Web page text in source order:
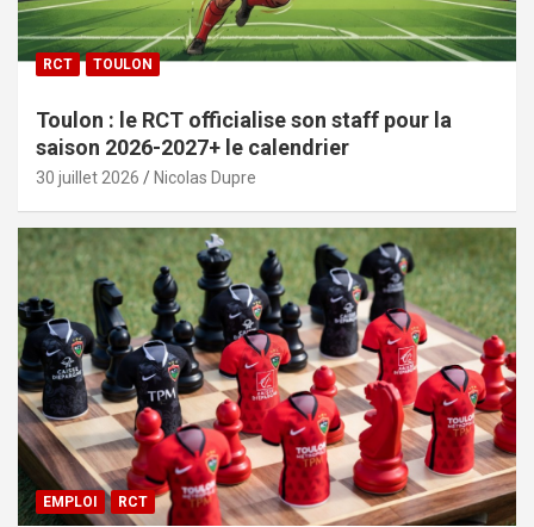
RCT TOULON
Toulon : le RCT officialise son staff pour la
saison 2026-2027+ le calendrier
30 juillet 2026 Nicolas Dupre
EMPLOI RCT